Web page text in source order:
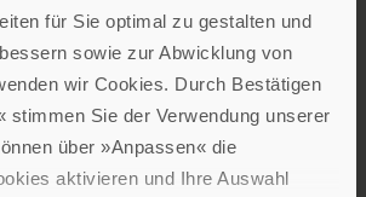
für Sie optimal zu gestalten und
sowie zur Abwicklung von
wir Cookies. Durch Bestätigen
stimmen Sie der Verwendung unserer
über »Anpassen« die
aktivieren und Ihre Auswahl
Gestaltung: Persönliche
Inspirationen. Irische
Geschenkbücher zum Thema älter
für Geburtstage, zur Ermutigung, zu Trost